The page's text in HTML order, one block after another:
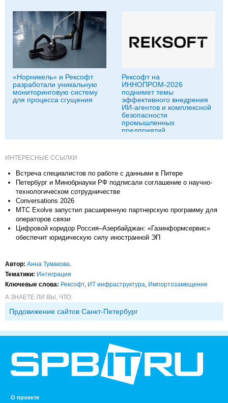
«Норникель» и Рексофт
разработали уникальную
мониторинговую систему
для процесса сгущения
Рексофт на
ИННОПРОМ-2026
поднимет темы
эффективного внедрения
ИИ-агентов и комплексной
безопасности
промышленных
предприятий
ИНТЕРЕСНЫЕ ССЫЛКИ
Встреча специалистов по работе с данными в Питере
Петербург и Минобрнауки РФ подписали соглашение о научно-
технологическом сотрудничестве
Conversations 2026
МТС Exolve запустил расширенную партнерскую программу для
операторов связи
Цифровой коридор Россия–Азербайджан: «Газинформсервис»
обеспечит юридическую силу иностранной ЭП
Автор: Анна Тумакова
Тематики: Интеграция
Ключевые слова: Рексофт, ИТ инфраструктура Импорто­замещение
А ЗНАЕТЕ ЛИ ВЫ, ЧТО:
Прдовижение сайтов Санкт-Петербург
О проекте